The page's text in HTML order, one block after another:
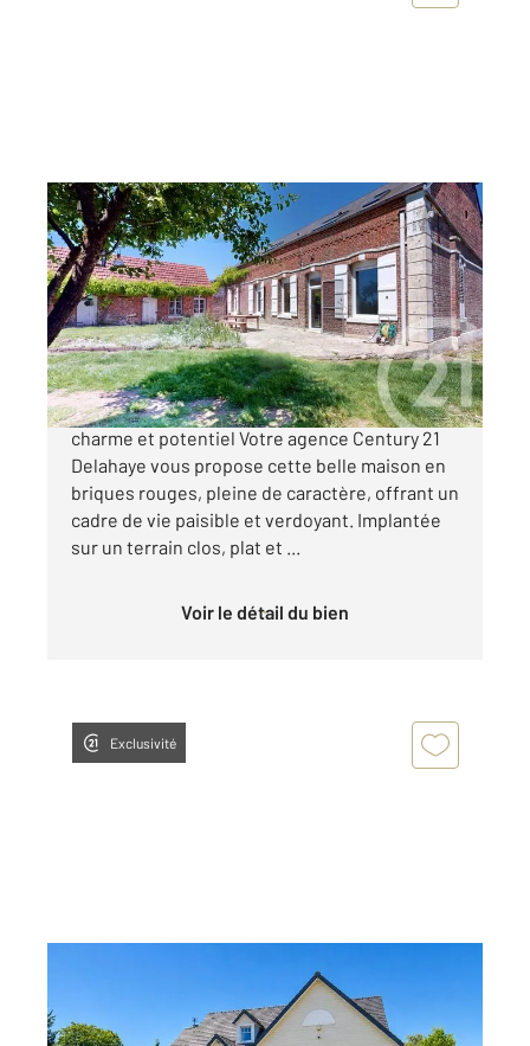
BELLICOURT 02
161,95 m2, 6 pièces
Ref : 13817
Maison à vendre
212 000 €
Century 21 Delahaye Maison familiale avec
charme et potentiel Votre agence Century 21
Delahaye vous propose cette belle maison en
briques rouges, pleine de caractère, offrant un
cadre de vie paisible et verdoyant. Implantée
sur un terrain clos, plat et ...
Voir le détail du bien
Exclusivité
Ref : 13784